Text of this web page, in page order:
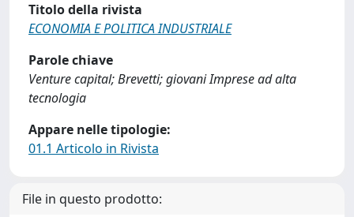
Titolo della rivista
ECONOMIA E POLITICA INDUSTRIALE
Parole chiave
Venture capital; Brevetti; giovani Imprese ad alta
tecnologia
Appare nelle tipologie:
01.1 Articolo in Rivista
File in questo prodotto: